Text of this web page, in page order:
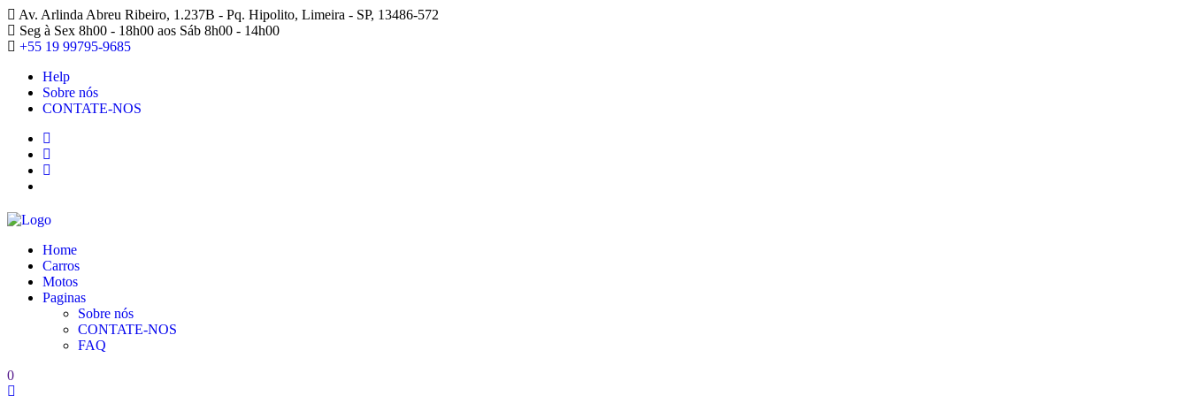
Av. Arlinda Abreu Ribeiro, 1.237B - Pq. Hipolito, Limeira - SP, 13486-572
Seg à Sex 8h00 - 18h00 aos Sáb 8h00 - 14h00
+55 19 99795-9685
Help
Sobre nós
CONTATE-NOS
Home
Carros
Motos
Paginas
Sobre nós
CONTATE-NOS
FAQ
0